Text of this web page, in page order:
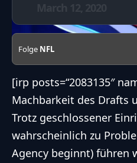
Folge NFL
[irp posts=“2083135″
Machbarkeit des Drafts
Trotz geschlossener
wahrscheinlich zu
Agency beginnt) führen